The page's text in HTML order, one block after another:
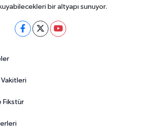
bir altyapı sunuyor.
Fikstür